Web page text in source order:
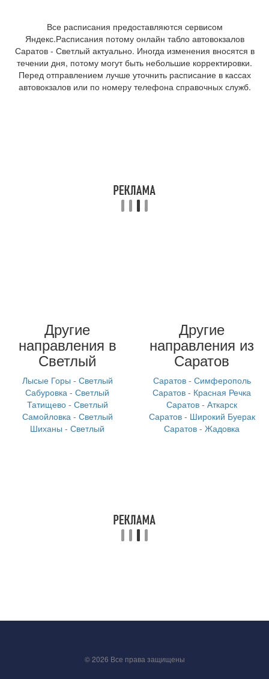
Все расписания предоставляются сервисом
Яндекс.Расписания потому онлайн табло автовокзалов
Саратов - Светлый актуально. Иногда изменения вносятся в
течении дня, потому могут быть небольшие корректировки.
Перед отправлением лучше уточнить расписание в кассах
автовокзалов или по номеру телефона справочных служб.
Другие
направления в
Светлый
Лысые Горы - Светлый
Сабуровка - Светлый
Татищево - Светлый
Самойловка - Светлый
Шиханы - Светлый
Другие
направления из
Саратов
Саратов - Симферополь
Саратов - Красная Речка
Саратов - Аткарск
Саратов - Широкий Буерак
Саратов - Жадовка
©2026 Все права защищены